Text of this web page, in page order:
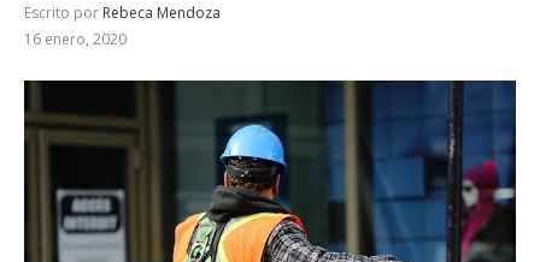
Escrito por Rebeca Mendoza
16 enero, 2020